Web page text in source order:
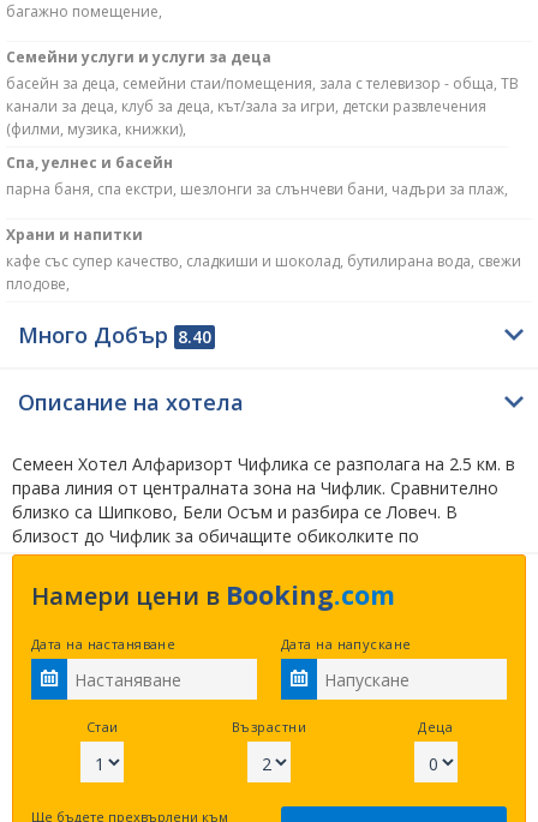
багажно помещение,
Семейни услуги и услуги за деца
басейн за деца, семейни стаи/помещения, зала с телевизор - обща, ТВ
канали за деца, клуб за деца, кът/зала за игри, детски развлечения
(филми, музика, книжки),
Спа, уелнес и басейн
парна баня, спа екстри, шезлонги за слънчеви бани, чадъри за плаж,
Храни и напитки
кафе със супер качество, сладкиши и шоколад, бутилирана вода, свежи
плодове,
Много Добър 8.40
Описание на хотела
Семеен Хотел Алфаризорт Чифлика се разполага на 2.5 км. в
права линия от централната зона на Чифлик. Сравнително
близко са Шипково, Бели Осъм и разбира се Ловеч. В
близост до Чифлик за обичащите обиколките по
забележителности съветваме да намерят време за водопад
Скока Калейца на 13 км., водопад Видимско пръскало на 30.1
км. и водопад Райското пръскало на 33.5 км. в права линия.
близки възможности за настаняване –Семеен Хотел
Блянна 40 м.,Хотел Балкан - Чифликна 90 м. и
Чифлика - Чифликна 100 м. по права линия.
Хотел Алфаризорт Чифлика може да предложи пет различни
Намери цени в Booking.com
Дата на настаняване Дата на напускане
Стаи Възрастни Деца
Ще бъдете прехвърлени към